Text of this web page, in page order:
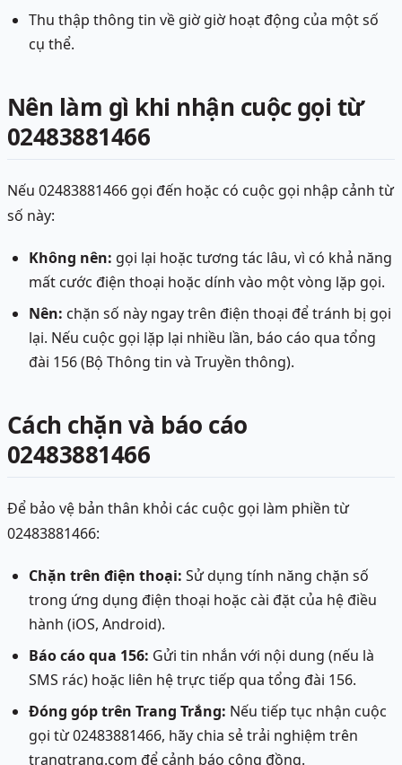
Thu thập thông tin về giờ giờ hoạt động của một số
cụ thể.
Nên làm gì khi nhận cuộc gọi từ
02483881466
Nếu 02483881466 gọi đến hoặc có cuộc gọi nhập cảnh từ
số này:
Không nên: gọi lại hoặc tương tác lâu, vì có khả năng
mất cước điện thoại hoặc dính vào một vòng lặp gọi.
Nên: chặn số này ngay trên điện thoại để tránh bị gọi
lại. Nếu cuộc gọi lặp lại nhiều lần, báo cáo qua tổng
đài 156 (Bộ Thông tin và Truyền thông).
Cách chặn và báo cáo
02483881466
Để bảo vệ bản thân khỏi các cuộc gọi làm phiền từ
02483881466:
Chặn trên điện thoại: Sử dụng tính năng chặn số
trong ứng dụng điện thoại hoặc cài đặt của hệ điều
hành (iOS, Android).
Báo cáo qua 156: Gửi tin nhắn với nội dung (nếu là
SMS rác) hoặc liên hệ trực tiếp qua tổng đài 156.
Đóng góp trên Trang Trắng: Nếu tiếp tục nhận cuộc
gọi từ 02483881466, hãy chia sẻ trải nghiệm trên
trangtrang.com để cảnh báo cộng đồng.